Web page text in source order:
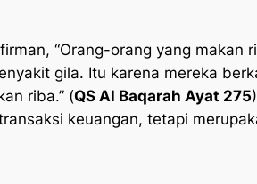
“Orang-orang yang makan
gila. Itu karena mereka
riba.” (QS Al Baqarah Ayat 275
keuangan, tetapi